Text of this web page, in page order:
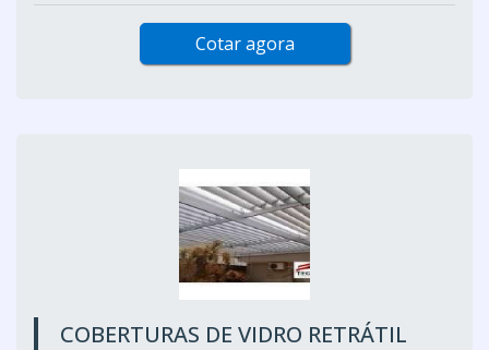
Cotar agora
COBERTURAS DE VIDRO RETRÁTIL